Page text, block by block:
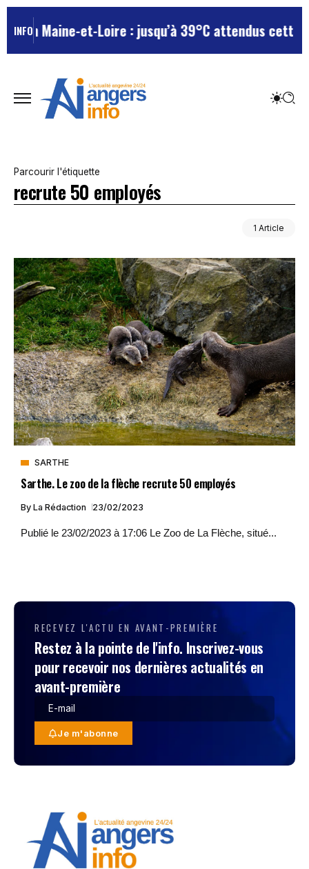
INFO
en Maine-et-Loire : jusqu’à 39°C attendus cette
Parcourir l'étiquette
recrute 50 employés
1 Article
SARTHE
Sarthe. Le zoo de la flèche recrute 50 employés
By La Rédaction 23/02/2023
Publié le 23/02/2023 à 17:06 Le Zoo de La Flèche, situé...
RECEVEZ L'ACTU EN AVANT-PREMIÈRE
Restez à la pointe de l'info. Inscrivez-vous
pour recevoir nos dernières actualités en
avant-première
Je m'abonne